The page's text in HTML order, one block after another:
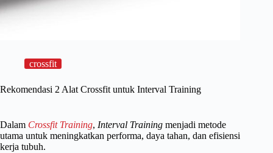
crossfit
Rekomendasi 2 Alat Crossfit untuk Interval Training
Dalam Crossfit Training, Interval Training menjadi metode
utama untuk meningkatkan performa, daya tahan, dan efisiensi
kerja tubuh.